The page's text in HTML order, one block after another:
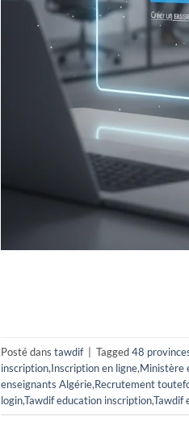
Posté dans tawdif Tagged48
inscription,Inscription en ligne,Ministère
enseignants Algérie,Recrutement
login,Tawdif education inscription,Tawdif